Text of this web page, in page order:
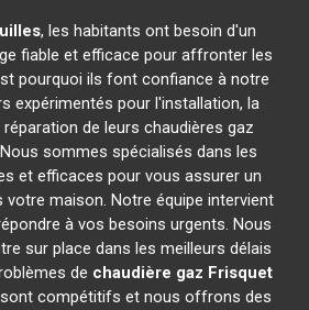
, les habitants ont besoin d'un
fiable et efficace pour affronter les
pourquoi ils font confiance à notre
expérimentés pour l'installation, la
de leurs chaudières gaz
sommes spécialisés dans les
et efficaces pour vous assurer un
maison. Notre équipe intervient
à vos besoins urgents. Nous
sur place dans les meilleurs délais
de chaudière gaz Frisquet
compétitifs et nous offrons des